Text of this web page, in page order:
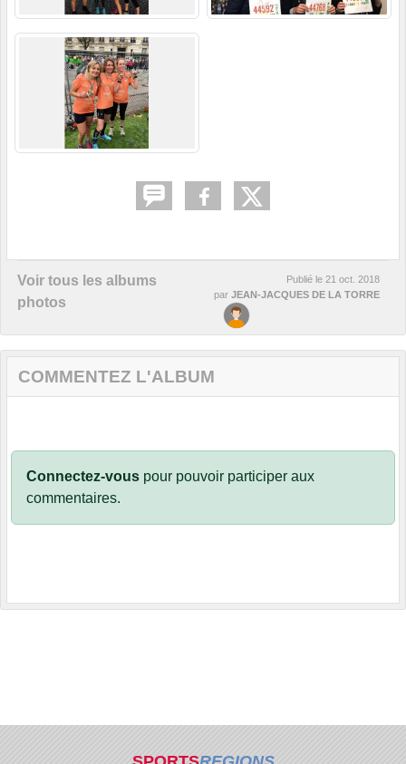
Voir tous les albums
photos
Publié le 21 oct. 2018
par JEAN-JACQUES DE LA TORRE
COMMENTEZ L'ALBUM
Connectez-vous pour pouvoir participer aux
commentaires.